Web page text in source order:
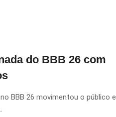
do BBB 26 com
BBB 26 movimentou o público e